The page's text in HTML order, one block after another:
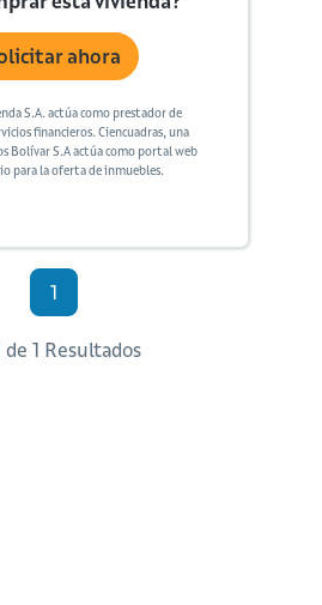
ahora
S.A. actúa como prestador de
financieros. Ciencuadras, una
Bolívar S.A actúa como portal web
para la oferta de inmuebles.
1
de 1 Resultados